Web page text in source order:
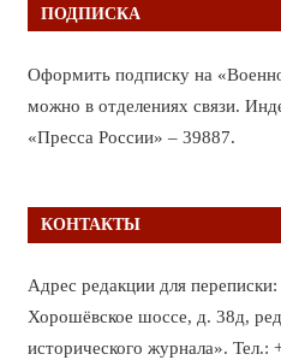
ПОДПИСКА
Оформить подписку на
можно в отделениях связи.
«Пресса России» – 39887.
КОНТАКТЫ
Адрес редакции для
Хорошёвское шоссе, д. 38д,
исторического журнала».